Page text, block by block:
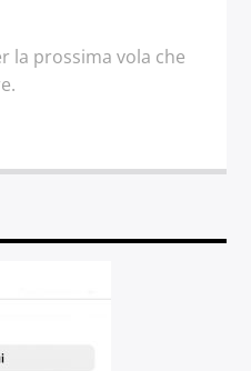
la prossima vola che